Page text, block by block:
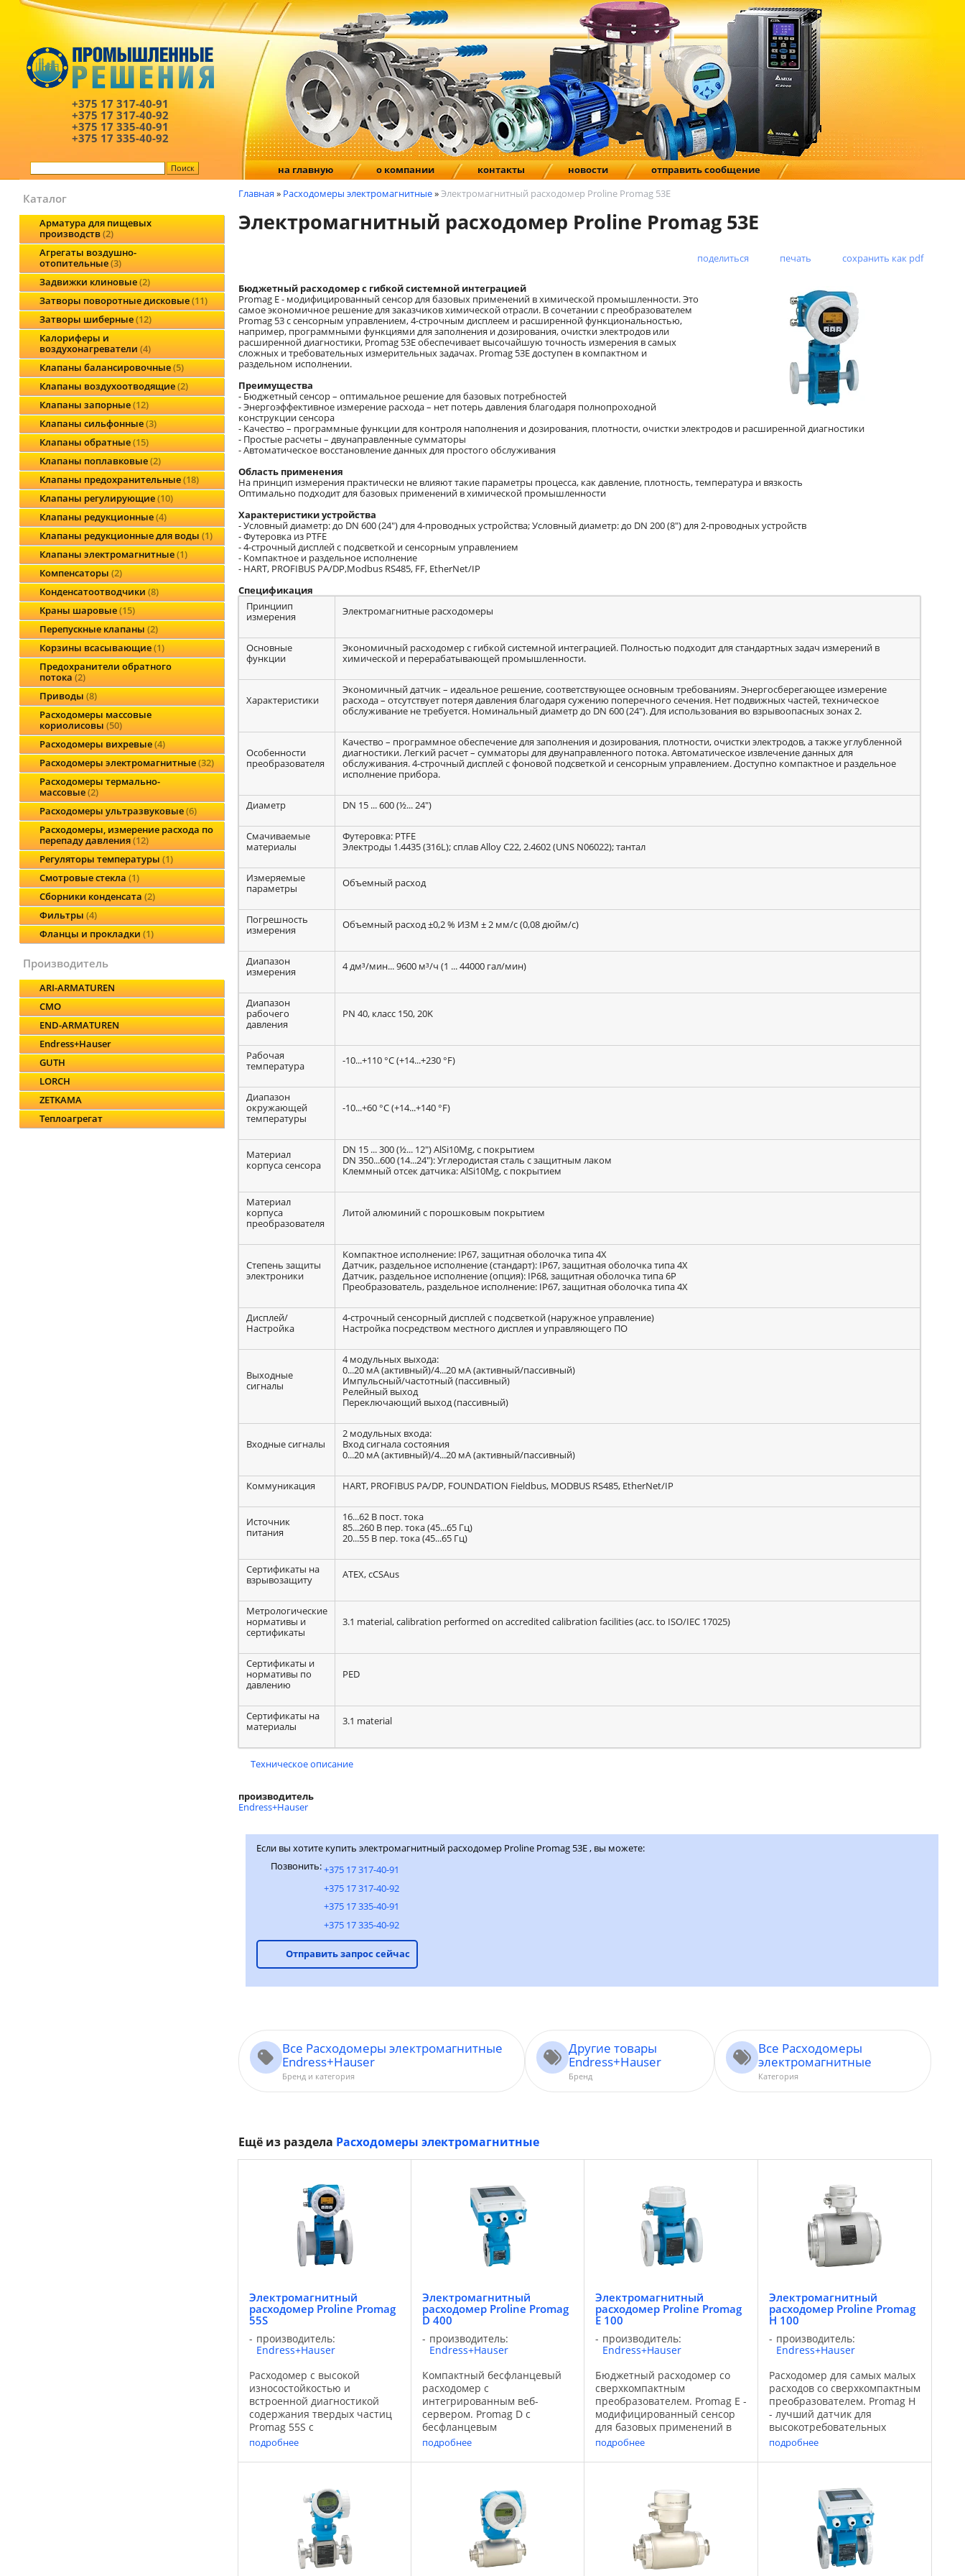
+375 17 317-40-91
+375 17 317-40-92
+375 17 335-40-91
+375 17 335-40-92
на главную о компании контакты новости отправить сообщение
Каталог
Арматура для пищевых
производств 2
Агрегаты воздушно-
отопительные 3
Задвижки клиновые 2
Затворы поворотные дисковые 11
Затворы шиберные 12
Калориферы и
воздухонагреватели 4
Клапаны балансировочные 5
Клапаны воздухоотводящие 2
Клапаны запорные 12
Клапаны сильфонные 3
Клапаны обратные 15
Клапаны поплавковые 2
Клапаны предохранительные 18
Клапаны регулирующие 10
Клапаны редукционные 4
Клапаны редукционные для воды 1
Клапаны электромагнитные 1
Компенсаторы 2
Конденсатоотводчики 8
Краны шаровые 15
Перепускные клапаны 2
Корзины всасывающие 1
Предохранители обратного
потока 2
Приводы 8
Расходомеры массовые
кориолисовы 50
Расходомеры вихревые 4
Расходомеры электромагнитные 32
Расходомеры термально-
массовые 2
Расходомеры ультразвуковые 6
Расходомеры, измерение расхода по
перепаду давления 12
Регуляторы температуры 1
Смотровые стекла 1
Сборники конденсата 2
Фильтры 4
Фланцы и прокладки 1
производитель
ARI-ARMATUREN
CMO
END-ARMATUREN
Endress+Hauser
GUTH
LORCH
ZETKAMA
Теплоагрегат
Главная » Расходомеры электромагнитные»Электромагнитный расходомер Proline Promag 53E
Электромагнитный расходомер Proline Promag 53E
поделиться печать сохранить как pdf
Бюджетный расходомер с гибкой системной интеграцией
Promag E - модифицированный сенсор для базовых применений в химической промышленности. Это
самое экономичное решение для заказчиков химической отрасли. В сочетании с преобразователем
Promag 53 с сенсорным управлением, 4-строчным дисплеем и расширенной функциональностью,
например, программными функциями для заполнения и дозирования, очистки электродов или
расширенной диагностики, Promag 53E обеспечивает высочайшую точность измерения в самых
сложных и требовательных измерительных задачах. Promag 53E доступен в компактном и
раздельном исполнении.
Преимущества
- Бюджетный сенсор – оптимальное решение для базовых потребностей
- Энергоэффективное измерение расхода – нет потерь давления благодаря полнопроходной
конструкции сенсора
- Качество – программные функции для контроля наполнения и дозирования, плотности, очистки электродов и расширенной диагностики
- Простые расчеты – двунаправленные сумматоры
- Автоматическое восстановление данных для простого обслуживания
Область применения
На принцип измерения практически не влияют такие параметры процесса, как давление, плотность, температура и вязкость
Оптимально подходит для базовых применений в химической промышленности
Характеристики устройства
- Условный диаметр: до DN 600 (24") для 4-проводных устройства; Условный диаметр: до DN 200 (8") для 2-проводных устройств
- Футеровка из PTFE
- 4-строчный дисплей с подсветкой и сенсорным управлением
- Компактное и раздельное исполнение
- HART, PROFIBUS PA/DP,Modbus RS485, FF, EtherNet/IP
Спецификация
Принциип
измерения
Электромагнитные расходомеры
Основные
функции
Экономичный расходомер с гибкой системной интеграцией. Полностью подходит для стандартных задач измерений в
химической и перерабатывающей промышленности.
Характеристики
Экономичный датчик – идеальное решение, соответствующее основным требованиям. Энергосберегающее измерение
расхода – отсутствует потеря давления благодаря сужению поперечного сечения. Нет подвижных частей, техническое
обслуживание не требуется. Номинальный диаметр до DN 600 (24"). Для использования во взрывоопасных зонах 2.
Особенности
преобразователя
Качество – программное обеспечение для заполнения и дозирования, плотности, очистки электродов, а также углубленной
диагностики. Легкий расчет – сумматоры для двунаправленного потока. Автоматическое извлечение данных для
обслуживания. 4-строчный дисплей с фоновой подсветкой и сенсорным управлением. Доступно компактное и раздельное
исполнение прибора.
Диаметр DN 15 ... 600 (½... 24")
Смачиваемые
материалы
Футеровка: PTFE
Электроды 1.4435 (316L); сплав Alloy C22, 2.4602 (UNS N06022); тантал
Измеряемые
параметры
Объемный расход
Погрешность
измерения
Объемный расход ±0,2 % ИЗМ ± 2 мм/с (0,08 дюйм/с)
Диапазон
измерения
4 дм³/мин... 9600 м³/ч (1 ... 44000 гал/мин)
Диапазон
рабочего
давления
PN 40, класс 150, 20K
Рабочая
температура
-10...+110 °C (+14...+230 °F)
Диапазон
окружающей
температуры
-10...+60 °C (+14...+140 °F)
Материал
корпуса сенсора
DN 15 ... 300 (½... 12") AlSi10Mg, с покрытием
DN 350...600 (14...24"): Углеродистая сталь с защитным лаком
Клеммный отсек датчика: AlSi10Mg, с покрытием
Материал
корпуса
преобразователя
Литой алюминий с порошковым покрытием
Степень защиты
электроники
Компактное исполнение: IP67, защитная оболочка типа 4X
Датчик, раздельное исполнение (стандарт): IP67, защитная оболочка типа 4X
Датчик, раздельное исполнение (опция): IP68, защитная оболочка типа 6P
Преобразователь, раздельное исполнение: IP67, защитная оболочка типа 4X
Дисплей/
Настройка
4‐строчный сенсорный дисплей с подсветкой (наружное управление)
Настройка посредством местного дисплея и управляющего ПО
Выходные
сигналы
4 модульных выхода:
0...20 мА (активный)/4...20 мА (активный/пассивный)
Импульсный/частотный (пассивный)
Релейный выход
Переключающий выход (пассивный)
Входные сигналы
2 модульных входа:
Вход сигнала состояния
0...20 мА (активный)/4...20 мА (активный/пассивный)
Коммуникация HART, PROFIBUS PA/DP, FOUNDATION Fieldbus, MODBUS RS485, EtherNet/IP
Источник
питания
16...62 В пост. тока
85...260 В пер. тока (45...65 Гц)
20...55 В пер. тока (45...65 Гц)
Сертификаты на
взрывозащиту
ATEX, cCSAus
Метрологические
нормативы и
сертификаты
3.1 material, calibration performed on accredited calibration facilities (acc. to ISO/IEC 17025)
Сертификаты и
нормативы по
давлению
PED
Сертификаты на
материалы
3.1 material
Техническое описание
производитель
Endress+Hauser
Если вы хотите купить электромагнитный расходомер Proline Promag 53E , вы можете:
Позвонить:+375 17 317-40-91
+375 17 317-40-92
+375 17 335-40-91
+375 17 335-40-92
Отправить запрос сейчас
Все Расходомеры электромагнитные
Endress+Hauser
Бренд и категория
Другие товары
Endress+Hauser
Бренд
Все Расходомеры
электромагнитные
Категория
Ещё из раздела Расходомеры электромагнитные
Электромагнитный
расходомер Proline Promag
55S
производитель:
Endress+Hauser
Расходомер с высокой
износостойкостью и
встроенной диагностикой
содержания твердых частиц
Promag 55S c
высокоэффективным
сочетании с надежной
предназначен для сложных
измерительных задач.
Правильное сочетание ...
подробнее
Электромагнитный
расходомер Proline Promag
D 400
производитель:
Endress+Hauser
Компактный бесфланцевый
расходомер с
интегрированным веб-
сервером. Promag D с
бесфланцевым
присоединением
применения в ограниченном
преобразователем,
оптимизированным для
измерения воды и ...
подробнее
Электромагнитный
расходомер Proline Promag
E 100
производитель:
Endress+Hauser
Бюджетный расходомер со
сверхкомпактным
преобразователем. Promag E -
модифицированный сенсор
для базовых применений в
химической
экономичное решение для
химической
промышленности. В
сочетании с самым ...
подробнее
Электромагнитный
расходомер Proline Promag
H 100
производитель:
Endress+Hauser
Расходомер для самых малых
расходов со сверхкомпактным
преобразователем. Promag H
- лучший датчик для
высокотребовательных
применений в пищевой и
сочетании с самым
день корпусом
преобразователя, ...
подробнее